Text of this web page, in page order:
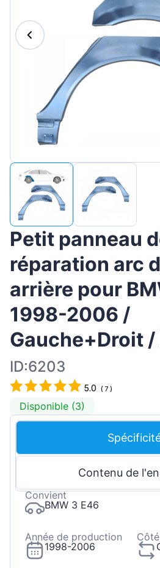
Magyar
Petit panneau
réparation arc
arrière pour
1998-2006 /
Gauche+Droit /
ID:6203
5.0 ( 7 )
Disponible (3)
Contenu de
Convient
BMW 3 E46
Année de production
1998-2006
Côté